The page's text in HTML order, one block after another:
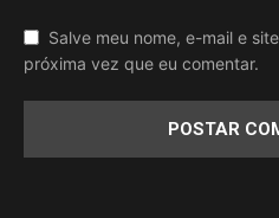
Salve meu nome, e-mail e
próxima vez que eu comentar.